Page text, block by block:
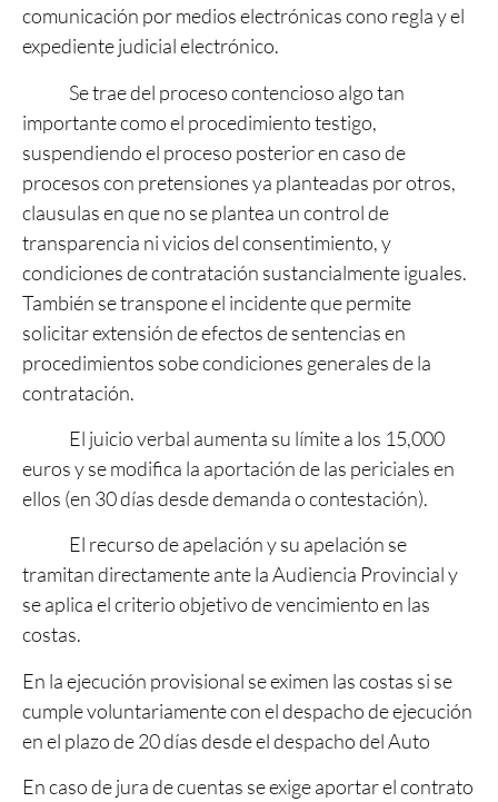
comunicación por medios electrónicas cono regla y el
expediente judicial electrónico.
Se trae del proceso contencioso algo tan
importante como el procedimiento testigo,
suspendiendo el proceso posterior en caso de
procesos con pretensiones ya planteadas por otros,
clausulas en que no se plantea un control de
transparencia ni vicios del consentimiento, y
condiciones de contratación sustancialmente iguales.
También se transpone el incidente que permite
solicitar extensión de efectos de sentencias en
procedimientos sobe condiciones generales de la
contratación.
El juicio verbal aumenta su límite a los 15,000
euros y se modifica la aportación de las periciales en
ellos (en 30 días desde demanda o contestación).
El recurso de apelación y su apelación se
tramitan directamente ante la Audiencia Provincial y
se aplica el criterio objetivo de vencimiento en las
costas.
En la ejecución provisional se eximen las costas si se
cumple voluntariamente con el despacho de ejecución
en el plazo de 20 días desde el despacho del Auto
En caso de jura de cuentas se exige aportar el contrato